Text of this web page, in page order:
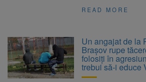
READ MORE
Un angajat de la
Brașov rupe
folosiți în
trebui să-i educe